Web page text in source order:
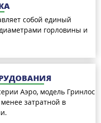
собой единый
горловины и
Аэро, модель Гринлос
затратной в